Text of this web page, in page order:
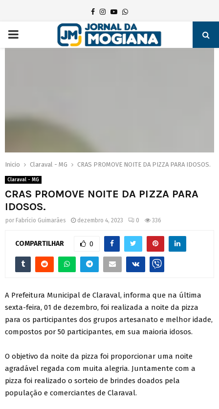
Facebook
Instagram
YoutubeWhatsapp
PRIMARY
Inicio Claraval - MG CRAS PROMOVE NOITE DA PIZZA PARA IDOSOS.
Claraval - MG
CRAS PROMOVE NOITE DA PIZZA PARA
IDOSOS.
por Fabrício Guimarães dezembro 4, 2023 0 336
COMPARTILHAR 0
A Prefeitura Municipal de Claraval, informa que na última
sexta-feira, 01 de dezembro, foi realizada a noite da pizza
para os participantes dos grupos artesanato e melhor idade,
compostos por 50 participantes, em sua maioria idosos.
O objetivo da noite da pizza foi proporcionar uma noite
agradável regada com muita alegria. Juntamente com a
pizza foi realizado o sorteio de brindes doados pela
população e comerciantes de Claraval.